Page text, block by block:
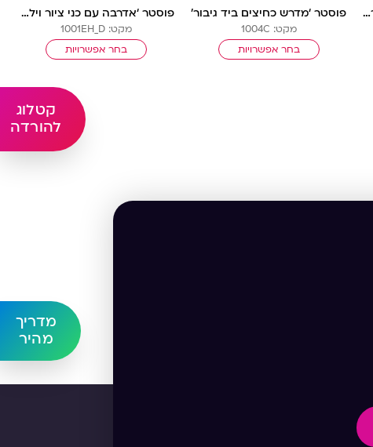
קטלוג
להורדה
מדריך
מהיר
פוסטר ‘אילן במה אברכך’ על רקע בריקים בנות פוסטר ‘מדרש כחיצים ביד גיבור’
מקט: 1004C
בחר אפשרויות
פוסטר ‘אדרבה עם כני ציור וילדות’ ד’ מודגשת
מקט: 1001EH_D
בחר אפשרויות